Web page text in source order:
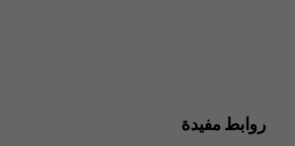
روابط مفيدة